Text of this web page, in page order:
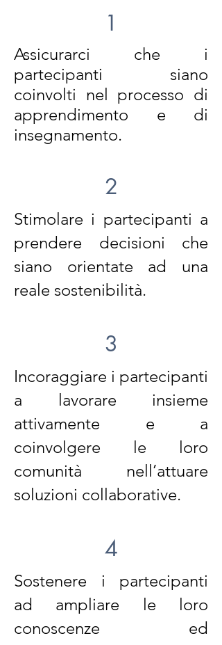
1
Assicurarci che i
partecipanti siano
coinvolti nel processo di
apprendimento e di
insegnamento.
2
Stimolare i partecipanti a
prendere decisioni che
siano orientate ad una
reale sostenibilità.
3
Incoraggiare i partecipanti
a lavorare insieme
attivamente e a
coinvolgere le loro
comunità nell’attuare
soluzioni collaborative.
4
Sostenere i partecipanti
ad ampliare le loro
conoscenze ed